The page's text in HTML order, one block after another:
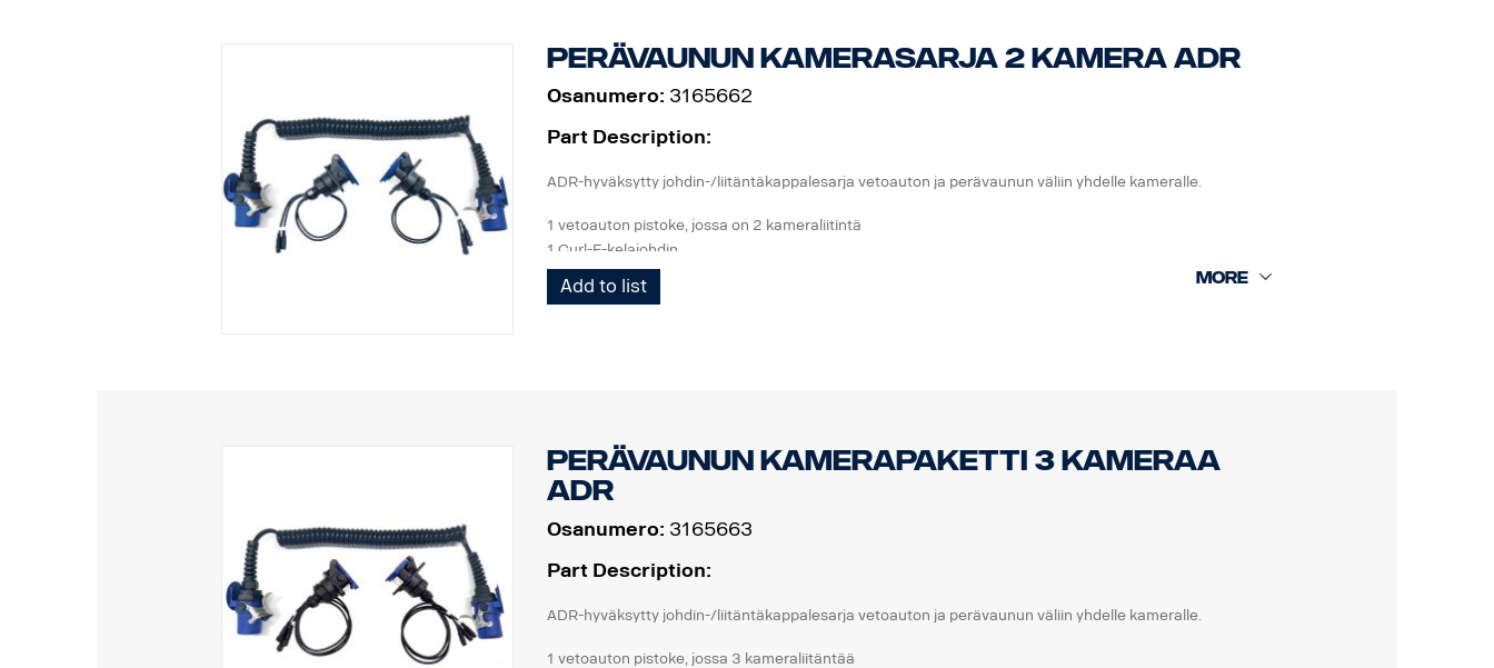
Perävaunun kamerasarja 2 kamera ADR
Osanumero: 3165662
Part Description:
ADR-hyväksytty johdin-/liitäntäkappalesarja vetoauton ja perävaunun väliin yhdelle kameralle.
1 vetoauton pistoke, jossa on 2 kameraliitintä
1 Curl-E-kelajohdin
1 perävaunun pistoke, jossa on 2 kameraliitintä
Add to list
Perävaunun kamerapaketti 3 kameraa
ADR
Osanumero: 3165663
Part Description:
ADR-hyväksytty johdin-/liitäntäkappalesarja vetoauton ja perävaunun väliin yhdelle kameralle.
1 vetoauton pistoke, jossa 3 kameraliitäntää